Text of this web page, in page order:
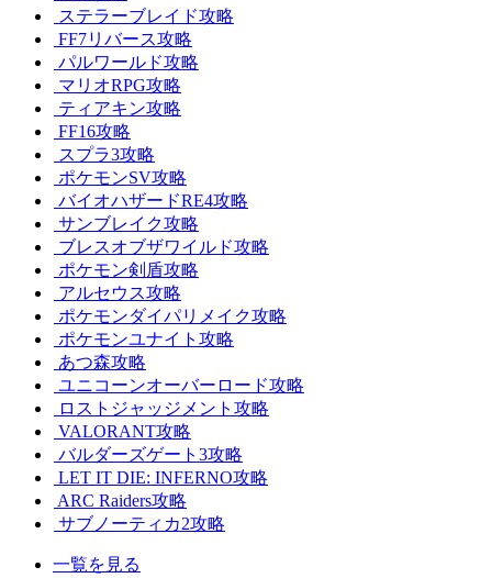
ステラーブレイド攻略
FF7リバース攻略
パルワールド攻略
マリオRPG攻略
ティアキン攻略
FF16攻略
スプラ3攻略
ポケモンSV攻略
バイオハザードRE4攻略
サンブレイク攻略
ブレスオブザワイルド攻略
ポケモン剣盾攻略
アルセウス攻略
ポケモンダイパリメイク攻略
ポケモンユナイト攻略
あつ森攻略
ユニコーンオーバーロード攻略
ロストジャッジメント攻略
VALORANT攻略
バルダーズゲート3攻略
LET IT DIE: INFERNO攻略
ARC Raiders攻略
サブノーティカ2攻略
一覧を見る